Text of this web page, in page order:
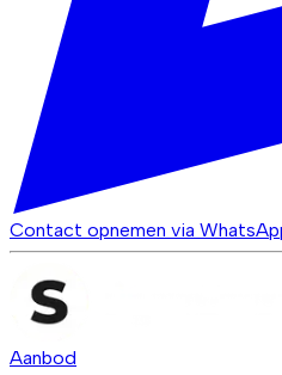
Contact opnemen via
Aanbod